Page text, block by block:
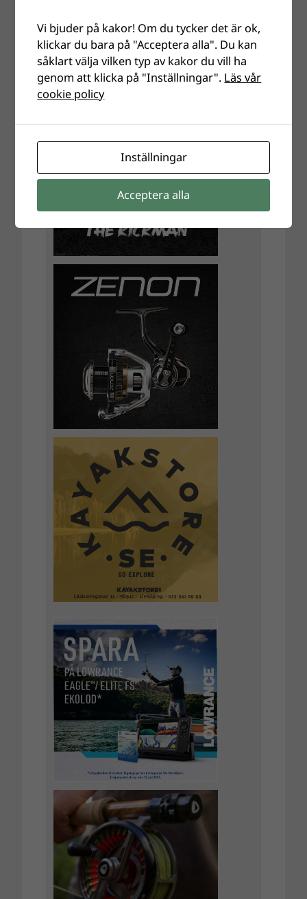
Vi bjuder på kakor! Om du tycker det är ok,
klickar du bara på "Acceptera alla". Du kan
såklart välja vilken typ av kakor du vill ha
genom att klicka på "Inställningar". Läs vår
cookie policy
Inställningar
Acceptera alla